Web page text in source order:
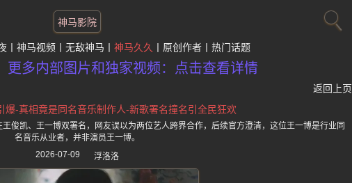
神马影院
神马视频 无敌神马 神马久久 原创作者 热门话题
更多内部图片和独家视频：点击查看详情
返回上页
爆-真相竟是同名音乐制作人-新歌署名撞名引全民狂欢
俊凯、王一博双署名，网友误以为两位艺人跨界合作，后续官方澄清，这位王一博是行业同
名音乐从业者，并非演员王一博。
2026-07-09
浮洛洛